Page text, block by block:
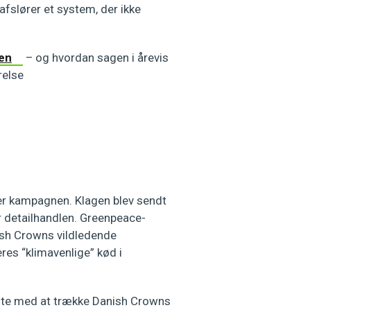
et system, der ikke
– og hvordan sagen i årevis
kampagnen. Klagen blev sendt
Greenpeace-
Crowns vildledende
“klimavenlige” kød i
med at trække Danish Crowns